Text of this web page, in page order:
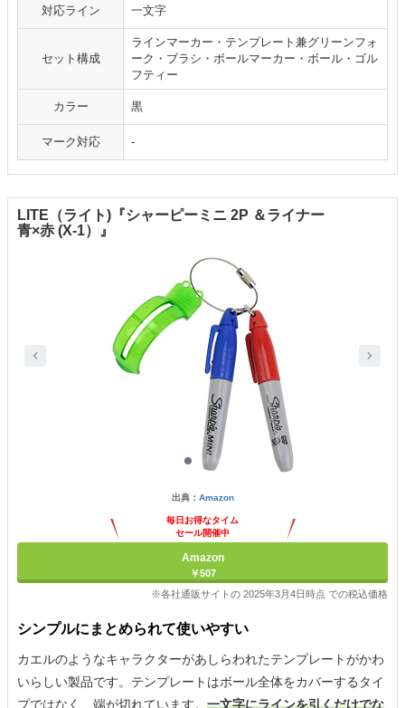
対応ライン 一文字
セット構成
ラインマーカー・テンプレート兼グリーンフォ
ーク・ブラシ・ボールマーカー・ボール・ゴル
フティー
カラー 黒
マーク対応 -
LITE（ライト)『シャーピーミニ 2P ＆ライナー
青×赤 (X-1）』
出典： Amazon
毎日お得なタイム
セール開催中
Amazon
￥507
※各社通販サイトの 2025年3月4日時点 での税込価格
シンプルにまとめられて使いやすい
カエルのようなキャラクターがあしらわれたテンプレートがかわ
いらしい製品です。テンプレートはボール全体をカバーするタイ
プではなく、端が切れています。 一文字にラインを引くだけでな